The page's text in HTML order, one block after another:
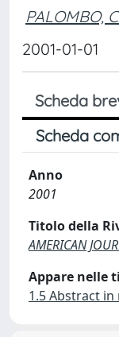
PALOMBO,
2001-01-01
Scheda
Scheda
Anno
2001
Titolo della
AMERICAN
Appare nelle
1.5 Abstract in